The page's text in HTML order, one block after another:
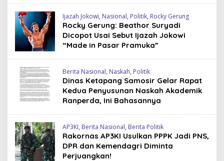
Ijazah Jokowi, Nasional, Politik, Rocky Gerung
Rocky Gerung: Beathor Suryadi
Dicopot Usai Sebut Ijazah Jokowi
“Made in Pasar Pramuka”
Berita Nasional, Naskah, Politik
Dinas Ketapang Samosir Gelar Rapat
Kedua Penyusunan Naskah Akademik
Ranperda, Ini Bahasannya
AP3KI, Berita Nasional, Berita Politik
Rakornas AP3KI Usulkan PPPK Jadi PNS,
DPR dan Kemendagri Diminta
Perjuangkan!